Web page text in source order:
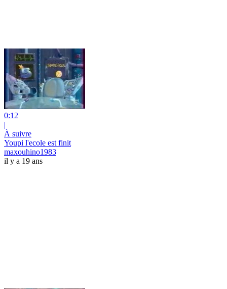
0:12
|
À suivre
Youpi l'ecole est finit
maxouhino1983
il y a 19 ans